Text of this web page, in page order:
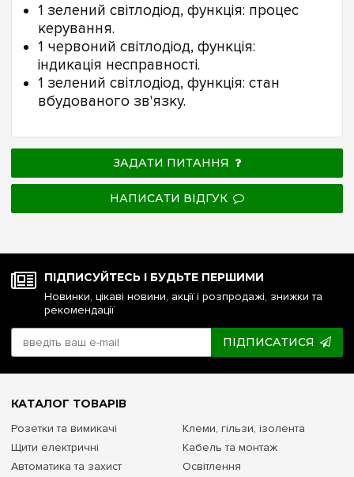
1 зелений світлодіод, функція: процес
керування.
1 червоний світлодіод, функція:
індикація несправності.
1 зелений світлодіод, функція: стан
вбудованого зв'язку.
ЗАДАТИ ПИТАННЯ
НАПИСАТИ ВІДГУК
ПІДПИСУЙТЕСЬ І БУДЬТЕ ПЕРШИМИ
Новинки, цікаві новини, акції і розпродажі, знижки та
рекомендації
ПІДПИСАТИСЯ
КАТАЛОГ ТОВАРІВ
Розетки та вимикачі
Щити електричні
Автоматика та захист
Клеми, гільзи, ізолента
Кабель та монтаж
Освітлення